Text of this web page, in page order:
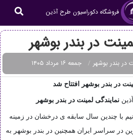
فروشگاه دکوراسیون طرح آذین
در بندر بوشهر
در بندر بوشهر جمعه ۱۶ مرداد ۱۴۰۵
در بندر بوشهر افتتاح شد
نمایندگی لمینت در بندر بوشهر
با چندین سال سابقه ی درخشان در زمینه
در سراسر ایران همچنین در بندر بوشهر به